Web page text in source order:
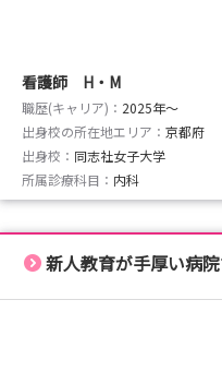
看護師 H・M
職歴(キャリア)： 2025年〜
出身校の所在地エリア： 京都府
出身校： 同志社女子大学
所属診療科目： 内科
新人教育が手厚い病院